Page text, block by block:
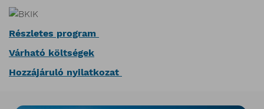
Részletes program
Várható költségek
Hozzájáruló nyilatkozat